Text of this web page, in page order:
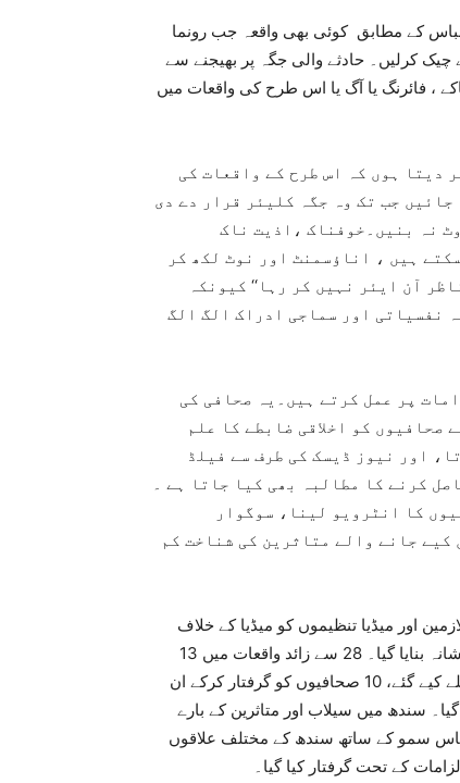
کے مطابق کوئی بھی واقعہ جب رونما
چیک کرلیں۔ حادثے والی جگہ پر بھیجنے سے
، فائرنگ یا آگ یا اس طرح کی واقعات میں
دیتا ہوں کہ اس طرح کے واقعات کی
جب تک وہ جگہ کلیئر قرار دے دی
نہ بنیں۔خوفناک ،اذیت ناک
ہیں ، اناؤسمنٹ اور نوٹ لکھ کر
آن ایئر نہیں کر رہا‘‘ کیونکہ
نفسیاتی اور سماجی ادراک الگ الگ
پر عمل کرتے ہیں۔یہ صحافی کی
صحافیوں کو اخلاقی ضابطے کا علم
اور نیوز ڈیسک کی طرف سے فیلڈ
کرنے کا مطالبہ بھی کیا جاتا ہے ۔
کا انٹرویو لینا، سوگوار
کیے جانے والے متاثرین کی شناخت کم
ملازمین اور میڈیا تنظیموں کو میڈیا کے خلاف
عدم برداشت اور تعصب کے نتیجے میں میڈیا مخالف سرگرمیوں کا نشانہ بنایا گیا۔ 28 سے زائد واقعات میں 13
صحافیوں کو تشدد کا سامنا کرنا پڑا، 2 صحافیوں کے گھرانوں پر حملے کیے گئے، 10 صحافیوں کو گرفتار کرکے ان
کو ہراساں کیا گیا۔ سندھ میں سیلاب اور متاثرین کے بارے
سمو کے ساتھ سندھ کے مختلف علاقوں
کے تحت گرفتار کیا گیا۔